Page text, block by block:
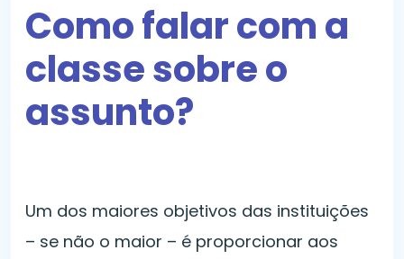
Como falar com a
classe sobre o
assunto?
Um dos maiores objetivos das instituições
– se não o maior – é proporcionar aos